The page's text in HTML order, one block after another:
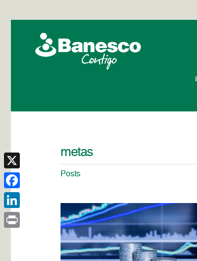
metas
Posts
X
Facebook
LinkedIn